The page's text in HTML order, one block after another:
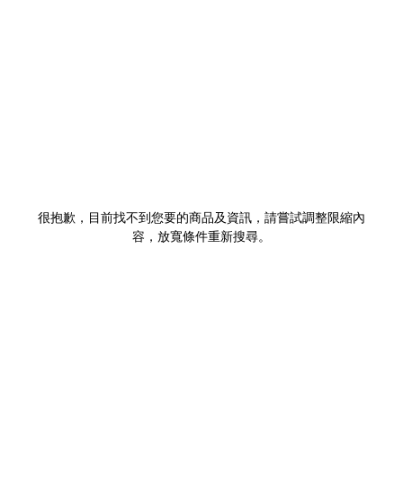
很抱歉，目前找不到您要的商品及資訊，請嘗試調整限縮內
容，放寬條件重新搜尋。